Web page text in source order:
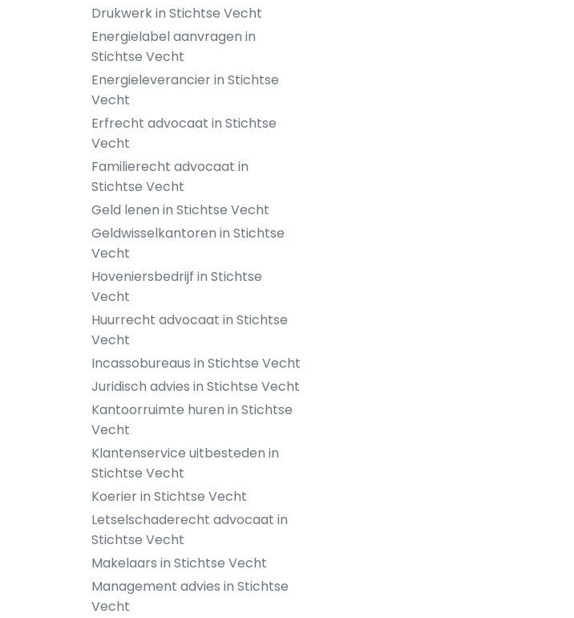
Drukwerk in Stichtse Vecht
Energielabel aanvragen in
Stichtse Vecht
Energieleverancier in Stichtse
Vecht
Erfrecht advocaat in Stichtse
Vecht
Familierecht advocaat in
Stichtse Vecht
Geld lenen in Stichtse Vecht
Geldwisselkantoren in Stichtse
Vecht
Hoveniersbedrijf in Stichtse
Vecht
Huurrecht advocaat in Stichtse
Vecht
Incassobureaus in Stichtse Vecht
Juridisch advies in Stichtse Vecht
Kantoorruimte huren in Stichtse
Vecht
Klantenservice uitbesteden in
Stichtse Vecht
Koerier in Stichtse Vecht
Letselschaderecht advocaat in
Stichtse Vecht
Makelaars in Stichtse Vecht
Management advies in Stichtse
Vecht